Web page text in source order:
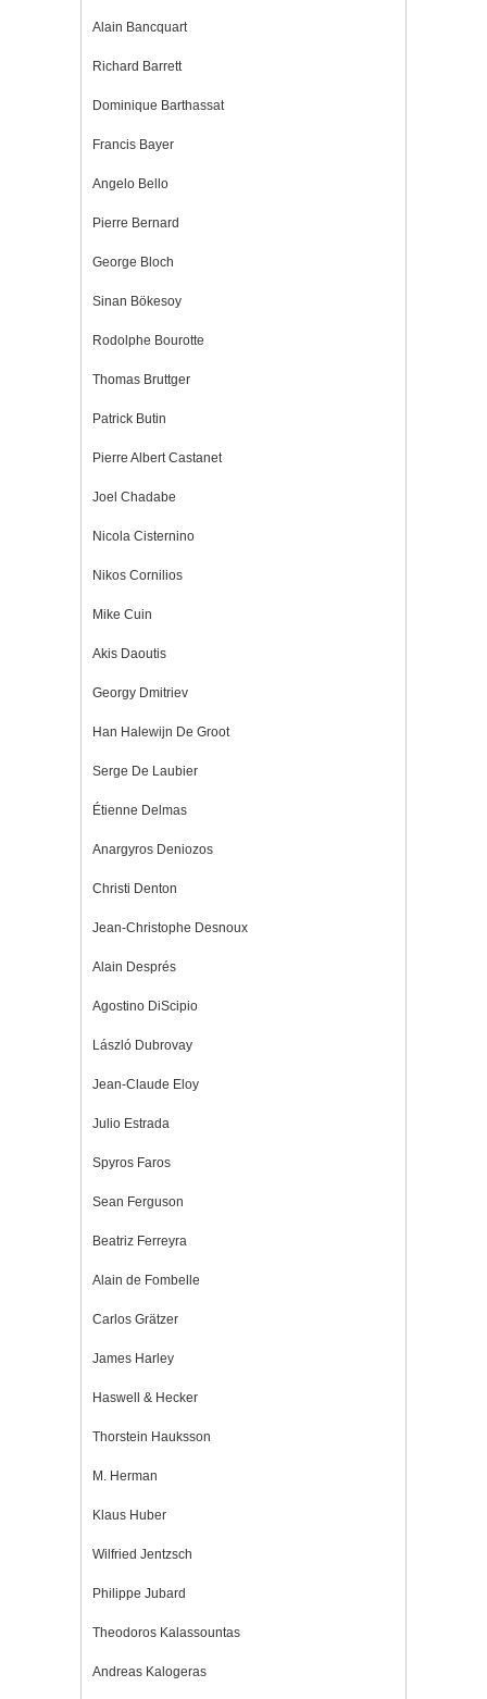
Alain Bancquart
Richard Barrett
Dominique Barthassat
Francis Bayer
Angelo Bello
Pierre Bernard
George Bloch
Sinan Bökesoy
Rodolphe Bourotte
Thomas Bruttger
Patrick Butin
Pierre Albert Castanet
Joel Chadabe
Nicola Cisternino
Nikos Cornilios
Mike Cuin
Akis Daoutis
Georgy Dmitriev
Han Halewijn De Groot
Serge De Laubier
Étienne Delmas
Anargyros Deniozos
Christi Denton
Jean-Christophe Desnoux
Alain Després
Agostino DiScipio
László Dubrovay
Jean-Claude Eloy
Julio Estrada
Spyros Faros
Sean Ferguson
Beatriz Ferreyra
Alain de Fombelle
Carlos Grätzer
James Harley
Haswell & Hecker
Thorstein Hauksson
M. Herman
Klaus Huber
Wilfried Jentzsch
Philippe Jubard
Theodoros Kalassountas
Andreas Kalogeras